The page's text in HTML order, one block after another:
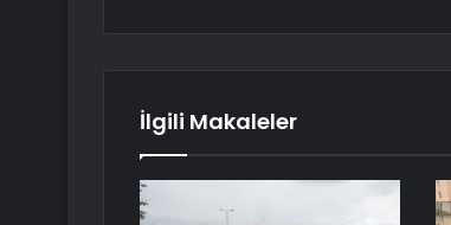
İlgili Makaleler